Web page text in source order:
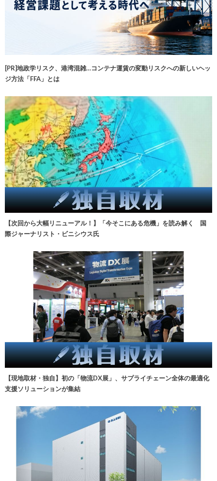
[PR]地政学リスク、港湾混雑…コンテナ運賃の変動リスクへの新しいヘッ
ジ方法「FFA」とは
【次回から大幅リニューアル！】「今そこにある危機」を読み解く 国
際ジャーナリスト・ビニシウス氏
【現地取材・独自】初の「物流DX展」、サプライチェーン全体の最適化
支援ソリューションが集結